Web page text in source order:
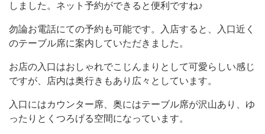
しました。ネット予約ができると便利ですね♪
勿論お電話にての予約も可能です。入店すると、入口近く
のテーブル席に案内していただきました。
お店の入口はおしゃれでこじんまりとして可愛らしい感じ
ですが、店内は奥行きもあり広々としています。
入口にはカウンター席、奥にはテーブル席が沢山あり、ゆ
ったりとくつろげる空間になっています。